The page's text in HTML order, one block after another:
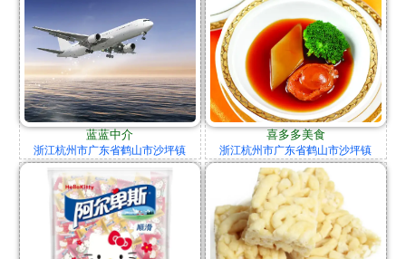
蓝蓝中介
浙江杭州市广东省鹤山市沙坪镇
喜多多美食
浙江杭州市广东省鹤山市沙坪镇